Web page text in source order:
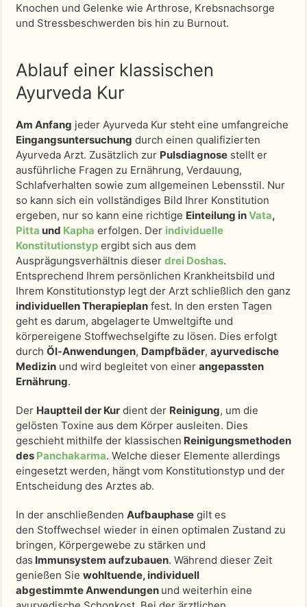
Knochen und Gelenke wie Arthrose, Krebsnachsorge
und Stressbeschwerden bis hin zu Burnout.
Ablauf einer klassischen
Ayurveda Kur
Am Anfang jeder Ayurveda Kur steht eine umfangreiche
Eingangsuntersuchung durch einen qualifizierten
Ayurveda Arzt. Zusätzlich zur Pulsdiagnose stellt er
ausführliche Fragen zu Ernährung, Verdauung,
Schlafverhalten sowie zum allgemeinen Lebensstil. Nur
so kann sich ein vollständiges Bild Ihrer Konstitution
ergeben, nur so kann eine richtige Einteilung inVata,
Pitta und Kapha erfolgen. Der individuelle
Konstitutionstyp ergibt sich aus dem
Ausprägungsverhältnis dieser drei Doshas.
Entsprechend Ihrem persönlichen Krankheitsbild und
Ihrem Konstitutionstyp legt der Arzt schließlich den ganz
individuellen Therapieplan fest. In den ersten Tagen
geht es darum, abgelagerte Umweltgifte und
körpereigene Stoffwechselgifte zu lösen. Dies erfolgt
durch Öl-Anwendungen, Dampfbäder, ayurvedische
Medizin und wird begleitet von einer angepassten
Ernährung.
Der Hauptteil der Kur dient der Reinigung, um die
gelösten Toxine aus dem Körper ausleiten. Dies
geschieht mithilfe der klassischen Reinigungsmethoden
des Panchakarma. Welche dieser Elemente allerdings
eingesetzt werden, hängt vom Konstitutionstyp und der
Entscheidung des Arztes ab.
In der anschließenden Aufbauphase gilt es
den Stoffwechsel wieder in einen optimalen Zustand zu
bringen, Körpergewebe zu stärken und
das Immunsystem aufzubauen. Während dieser Zeit
genießen Sie wohltuende, individuell
abgestimmte Anwendungen und weiterhin eine